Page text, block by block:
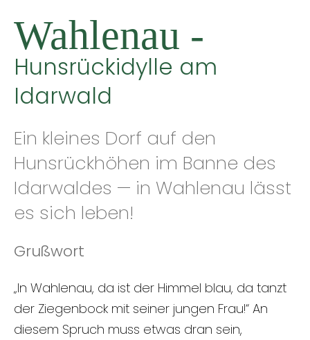
Wahlenau -
Hunsrückidylle am
Idarwald
Ein kleines Dorf auf den
Hunsrückhöhen im Banne des
Idarwaldes — in Wahlenau lässt
es sich leben!
Grußwort
„In Wahlenau, da ist der Himmel blau, da tanzt
der Ziegenbock mit seiner jungen Frau!“ An
diesem Spruch muss etwas dran sein,